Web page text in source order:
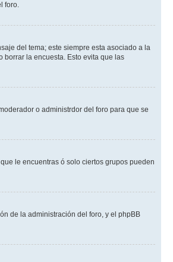
foro.
del tema; este siempre esta asociado a la
la encuesta. Esto evita que las
o administrdor del foro para que se
le encuentras ó solo ciertos grupos pueden
de la administración del foro, y el phpBB